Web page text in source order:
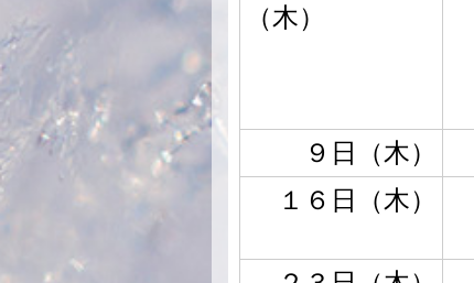
（木）
９日（木）
１６日（木）